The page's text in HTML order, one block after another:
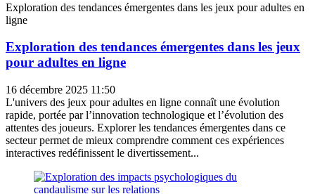
Exploration des tendances émergentes dans les jeux pour adultes en
ligne
Exploration des tendances émergentes dans les jeux
pour adultes en ligne
16 décembre 2025 11:50
L'univers des jeux pour adultes en ligne connaît une évolution
rapide, portée par l’innovation technologique et l’évolution des
attentes des joueurs. Explorer les tendances émergentes dans ce
secteur permet de mieux comprendre comment ces expériences
interactives redéfinissent le divertissement...